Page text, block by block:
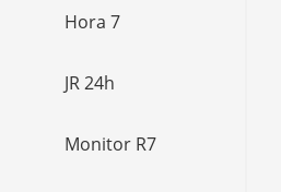
Hora 7
JR 24h
Monitor R7